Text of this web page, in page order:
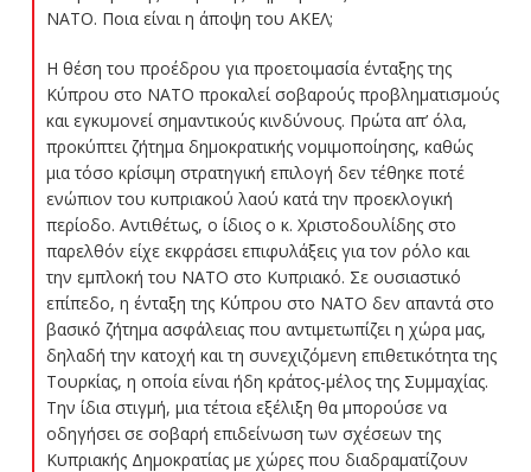
ΝΑΤΟ. Ποια είναι η άποψη του ΑΚΕΛ;
Η θέση του προέδρου για προετοιμασία ένταξης της
Κύπρου στο ΝΑΤΟ προκαλεί σοβαρούς προβληματισμούς
και εγκυμονεί σημαντικούς κινδύνους. Πρώτα απ’ όλα,
προκύπτει ζήτημα δημοκρατικής νομιμοποίησης, καθώς
μια τόσο κρίσιμη στρατηγική επιλογή δεν τέθηκε ποτέ
ενώπιον του κυπριακού λαού κατά την προεκλογική
περίοδο. Αντιθέτως, ο ίδιος ο κ. Χριστοδουλίδης στο
παρελθόν είχε εκφράσει επιφυλάξεις για τον ρόλο και
την εμπλοκή του ΝΑΤΟ στο Κυπριακό. Σε ουσιαστικό
επίπεδο, η ένταξη της Κύπρου στο ΝΑΤΟ δεν απαντά στο
βασικό ζήτημα ασφάλειας που αντιμετωπίζει η χώρα μας,
δηλαδή την κατοχή και τη συνεχιζόμενη επιθετικότητα της
Τουρκίας, η οποία είναι ήδη κράτος-μέλος της Συμμαχίας.
Την ίδια στιγμή, μια τέτοια εξέλιξη θα μπορούσε να
οδηγήσει σε σοβαρή επιδείνωση των σχέσεων της
Κυπριακής Δημοκρατίας με χώρες που διαδραματίζουν